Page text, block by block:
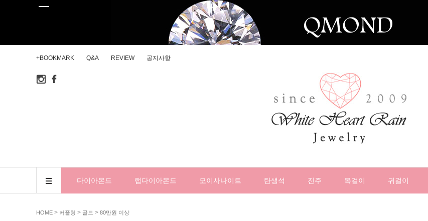
+BOOKMARK Q&A REVIEW 공지사항
다이아몬드 랩다이아몬드 모이사나이트 탄생석 진주 목걸이 귀걸이
HOME > 커플링 > 골드 > 80만원 이상